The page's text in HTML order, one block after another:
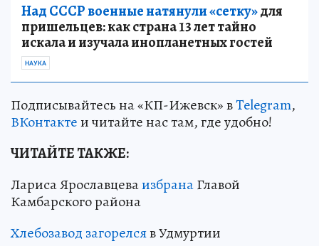
Над СССР военные натянули «сетку»для
пришельцев: как страна 13 лет тайно
искала и изучала инопланетных гостей
НАУКА
Подписывайтесь на «КП-Ижевск» вTelegram,
ВКонтактеи читайте нас там, где удобно!
ЧИТАЙТЕ ТАКЖЕ:
Лариса ЯрославцеваизбранаГлавой
Камбарского района
Хлебозавод загорелсяв Удмуртии